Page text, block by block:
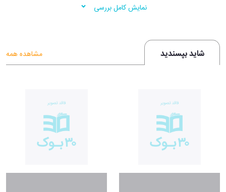
نمایش کامل بررسی
شاید بپسندید مشاهده همه